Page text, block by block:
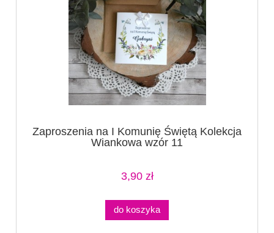
Zaproszenia na I Komunię Świętą Kolekcja
Wiankowa wzór 11
3,90 zł
do koszyka